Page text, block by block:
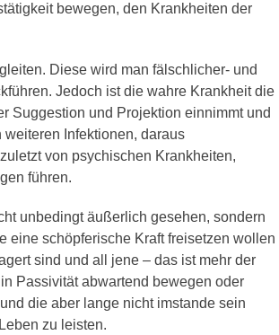
bewegen, den Krankheiten der
Diese wird man fälschlicher- und
Jedoch ist die wahre Krankheit die
Suggestion und Projektion einnimmt und
Infektionen, daraus
von psychischen Krankheiten,
führen.
unbedingt äußerlich gesehen, sondern
eine schöpferische Kraft freisetzen wollen
sind und all jene – das ist mehr der
Passivität abwartend bewegen oder
die aber lange nicht imstande sein
zu leisten.